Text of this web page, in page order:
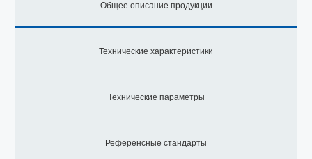
Общее описание продукции
Технические характеристики
Технические параметры
Референсные стандарты